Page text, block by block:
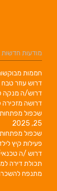
מודעות חדשות
חממות
דרוש עוזר
דרוש/ה מנקה
דרושה
שכפול מפתחות
25, 2025
שכפול
פעילות קיץ
דרוש /ה
תכולת דירה
מתנפח